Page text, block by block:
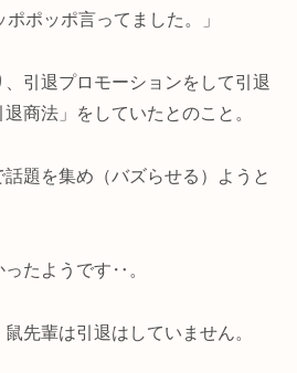
ポッポ言ってました。」
、引退プロモーションをして引退
商法」をしていたとのこと。
題を集め（バズらせる）ようと
ったようです‥。
先輩は引退はしていません。